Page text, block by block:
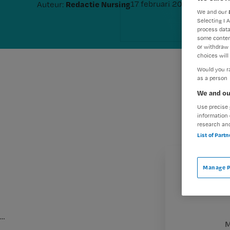
Auteur: Redactie Nursing17 februari 2012
…
We and our
Selecting I
process
some
or withdraw
choices will
Would you
as a person
We and
Use
information
research
List of
Manage